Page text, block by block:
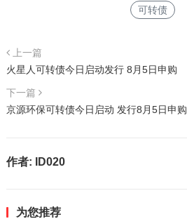
可转债
上一篇
火星人可转债今日启动发行 8月5日申购
下一篇
京源环保可转债今日启动 发行8月5日申购
作者: ID020
为您推荐